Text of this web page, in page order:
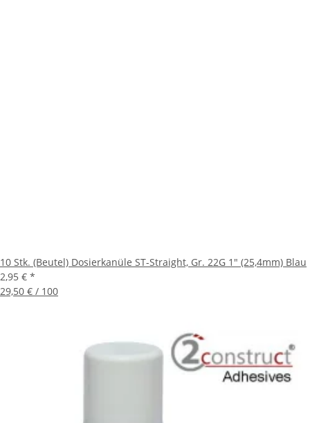
10 Stk. (Beutel) Dosierkanüle ST-Straight, Gr. 22G 1" (25,4mm) Blau
2,95 € *
29,50 € / 100